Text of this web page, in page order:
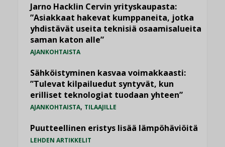
Jarno Hacklin Cervin yrityskaupasta:
”Asiakkaat hakevat kumppaneita, jotka
yhdistävät useita teknisiä osaamisalueita
saman katon alle”
AJANKOHTAISTA
Sähköistyminen kasvaa voimakkaasti:
”Tulevat kilpailuedut syntyvät, kun
erilliset teknologiat tuodaan yhteen”
AJANKOHTAISTA, TILAAJILLE
Puutteellinen eristys lisää lämpöhäviöitä
LEHDEN ARTIKKELIT